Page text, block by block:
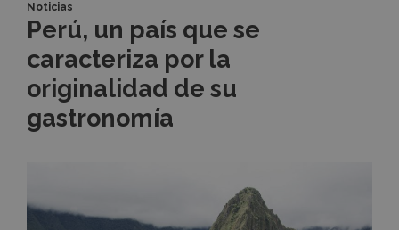
se
caracteriza
por
originalidad
Noticias
Perú, un país que se
caracteriza por la
originalidad de su
gastronomía